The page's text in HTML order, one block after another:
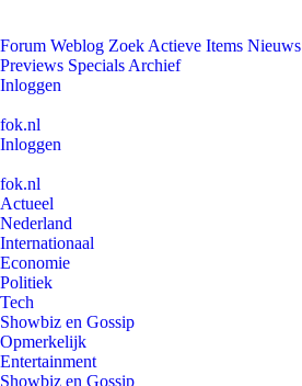
Forum Weblog Zoek Actieve Items Nieuws
Previews Specials Archief
Inloggen
fok.nl
Inloggen
fok.nl
Actueel
Nederland
Internationaal
Economie
Politiek
Tech
Showbiz en Gossip
Opmerkelijk
Entertainment
Showbiz en Gossip